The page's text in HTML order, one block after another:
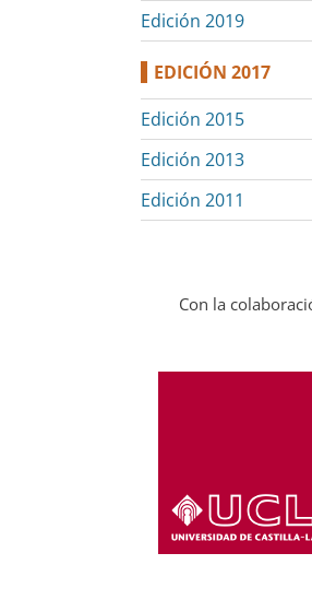
Edición 2019
EDICIÓN 2017
Edición 2015
Edición 2013
Edición 2011
Con la